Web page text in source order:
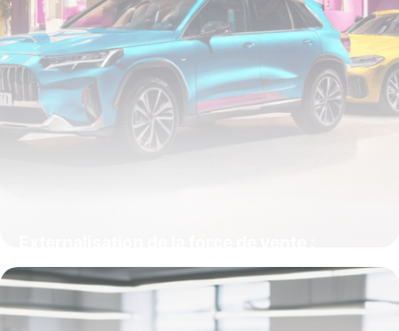
accélérer la performance commerciale
grâce à des ressources expertes